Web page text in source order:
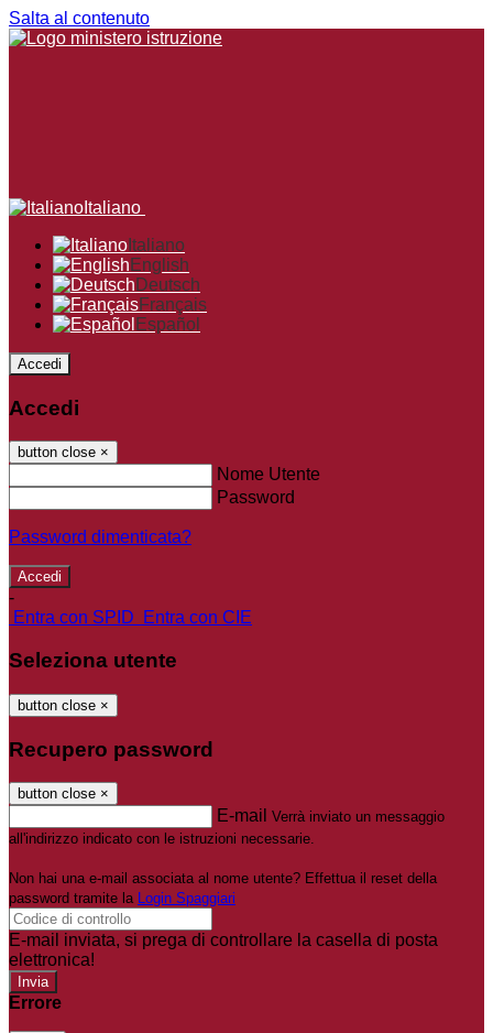
Salta al contenuto
Italiano
Italiano
English
Deutsch
Français
Español
Accedi
Accedi
button close ×
Nome Utente
Password
Password dimenticata?
-
Entra con SPID
Entra con CIE
Seleziona utente
button close ×
Recupero password
button close ×
E-mail Verrà inviato un messaggio
all'indirizzo indicato con le istruzioni necessarie.
Non hai una e-mail associata al nome utente? Effettua il reset della
password tramite la Login Spaggiari
E-mail inviata, si prega di controllare la casella di posta
elettronica!
Errore